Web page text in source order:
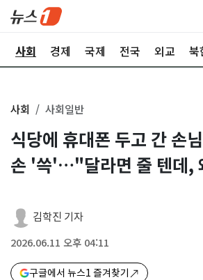
사회 경제 국제 전국 외교 북
사회 사회일반
식당에 휴대폰 두고 간 손
손 '쓱'…"달라면 줄 텐데,
김학진 기자
2026.06.11 오후 04:11
구글에서 뉴스1 즐겨찾기